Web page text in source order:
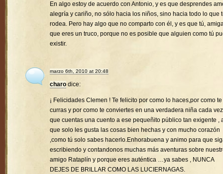
En algo estoy de acuerdo con Antonio, y es que desprendes
alegría y cariño, no sólo hacia los niños, sino hacia todo lo que
rodea. Pero hay algo que no comparto con él, y es que tú,
que eres un truco, porque no es posible que alguien como tú
existir.
marzo 6th, 2010 at 20:48
charo dice:
¡ Felicidades Clemen ! Te felicito por como lo haces,por como
curras y por como te conviertes en una verdadera niña cada vez
que cuentas una cuento a ese pequeñito público tan exigente ,
que solo les gusta las cosas bien hechas y con mucho corazón
,como tú solo sabes hacerlo.Enhorabuena y animo para que
escribiendo y contandonos muchas más aventuras sobre
amigo Rataplín y porque eres auténtica …ya sabes , NUNCA
DEJES DE BRILLAR COMO LAS LUCIERNAGAS.